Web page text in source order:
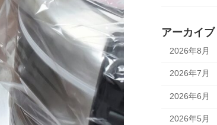
アーカイブ
2026年8月
2026年7月
2026年6月
2026年5月